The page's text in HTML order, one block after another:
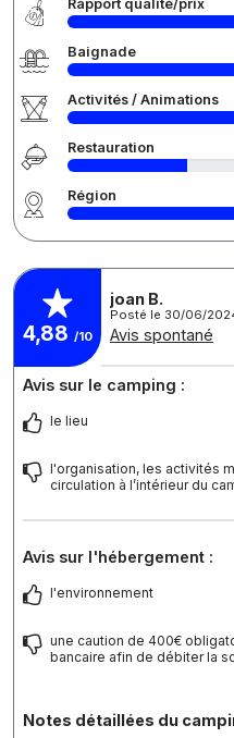
Rapport qualité/prix
Baignade
Activités / Animations
Restauration
Région
4,88 /10
joan B.
Posté le 30/06/
Avis spontané
Avis sur le camping :
le lieu
l'organisation, les activités
circulation à l’intérieur du
Avis sur l'hébergement :
l'environnement
une caution de 400€
bancaire afin de débiter la
Notes détaillées du